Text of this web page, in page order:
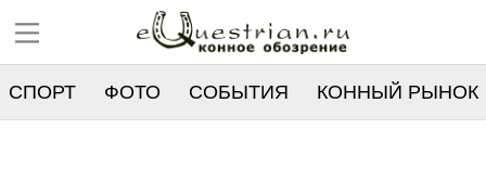
СПОРТ ФОТО СОБЫТИЯ КОННЫЙ РЫНОК